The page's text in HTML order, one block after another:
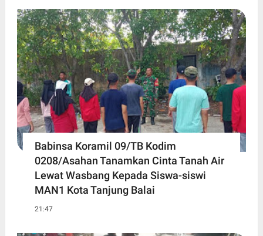
Babinsa Koramil 09/TB Kodim
0208/Asahan Tanamkan Cinta Tanah Air
Lewat Wasbang Kepada Siswa-siswi
MAN1 Kota Tanjung Balai
21:47